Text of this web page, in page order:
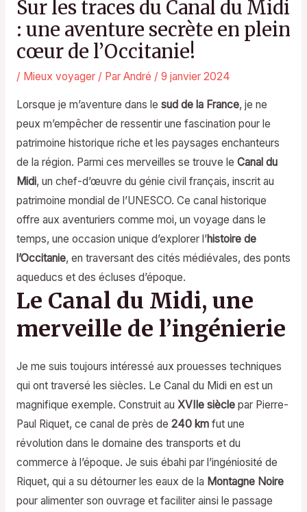
Sur les traces du Canal du Midi
: une aventure secrète en plein
cœur de l’Occitanie!
/ Mieux voyager/ Par André / 9 janvier 2024
Lorsque je m’aventure dans le sud de la France, je ne
peux m’empêcher de ressentir une fascination pour le
patrimoine historique riche et les paysages enchanteurs
de la région. Parmi ces merveilles se trouve le Canal du
Midi, un chef-d’œuvre du génie civil français, inscrit au
patrimoine mondial de l’UNESCO. Ce canal historique
offre aux aventuriers comme moi, un voyage dans le
temps, une occasion unique d’explorer l’histoire de
l’Occitanie, en traversant des cités médiévales, des ponts
aqueducs et des écluses d’époque.
Le Canal du Midi, une
merveille de l’ingénierie
Je me suis toujours intéressé aux prouesses techniques
qui ont traversé les siècles. Le Canal du Midi en est un
magnifique exemple. Construit au XVIIe sièclepar Pierre-
Paul Riquet, ce canal de près de 240 kmfut une
révolution dans le domaine des transports et du
commerce à l’époque. Je suis ébahi par l’ingéniosité de
Riquet, qui a su détourner les eaux de la Montagne Noire
pour alimenter son ouvrage et faciliter ainsi le passage